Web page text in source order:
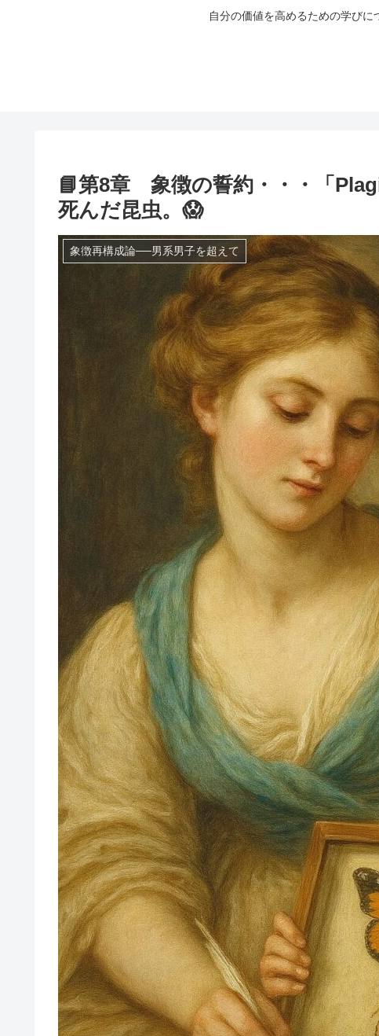
自分の価値を高めるための学びに
📘第8章 象徴の誓約・・・「
死んだ昆虫。😱
象徴再構成論──男系男子を超えて